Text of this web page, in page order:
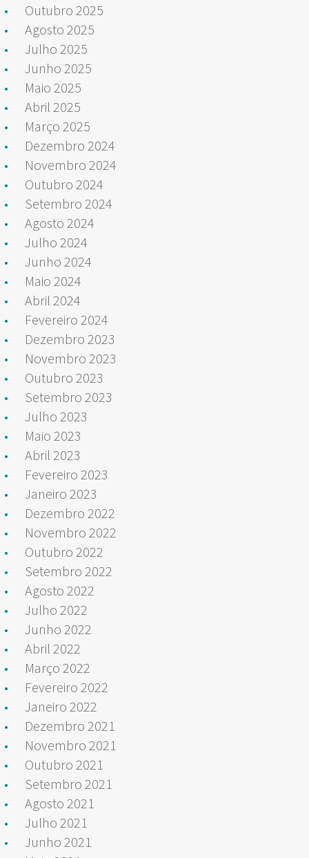
Outubro 2025
Agosto 2025
Julho 2025
Junho 2025
Maio 2025
Abril 2025
Março 2025
Dezembro 2024
Novembro 2024
Outubro 2024
Setembro 2024
Agosto 2024
Julho 2024
Junho 2024
Maio 2024
Abril 2024
Fevereiro 2024
Dezembro 2023
Novembro 2023
Outubro 2023
Setembro 2023
Julho 2023
Maio 2023
Abril 2023
Fevereiro 2023
Janeiro 2023
Dezembro 2022
Novembro 2022
Outubro 2022
Setembro 2022
Agosto 2022
Julho 2022
Junho 2022
Abril 2022
Março 2022
Fevereiro 2022
Janeiro 2022
Dezembro 2021
Novembro 2021
Outubro 2021
Setembro 2021
Agosto 2021
Julho 2021
Junho 2021